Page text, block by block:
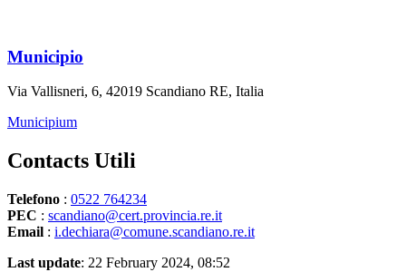
Municipio
Via Vallisneri, 6, 42019 Scandiano RE, Italia
Municipium
Contacts Utili
Telefono : 0522 764234
PEC : scandiano@cert.provincia.re.it
Email : i.dechiara@comune.scandiano.re.it
Last update: 22 February 2024, 08:52